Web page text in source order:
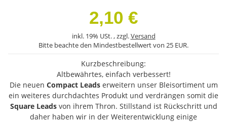
2,10 €
inkl. 19% USt. , zzgl.Versand
Bitte beachte den Mindestbestellwert von 25 EUR.
Kurzbeschreibung:
Altbewährtes, einfach verbessert!
Die neuen Compact Leadserweitern unser Bleisortiment um
ein weiteres durchdachtes Produkt und verdrängen somit die
Square Leadsvon ihrem Thron. Stillstand ist Rückschritt und
daher haben wir in der Weiterentwicklung einige